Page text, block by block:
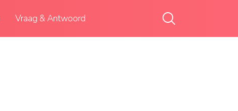
Vraag & Antwoord